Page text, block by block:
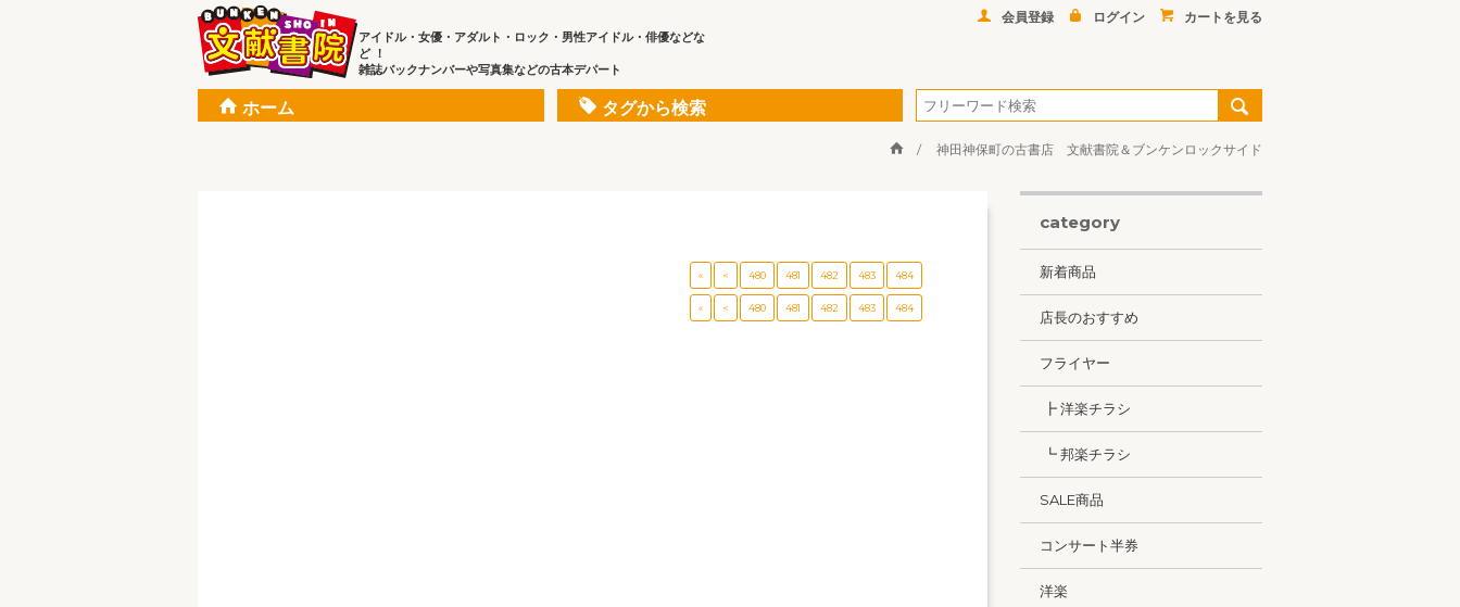
アイドル・女優・アダルト・ロック・男性アイドル・俳優などな
ど ！
雑誌バックナンバーや写真集などの古本デパート
会員登録 ログイン カートを見る
ホーム タグから検索
神田神保町の古書店 文献書院＆ブンケンロックサイド
« < 480 481 482 483 484
« < 480 481 482 483 484
category
新着商品
店長のおすすめ
フライヤー
┣ 洋楽チラシ
┗ 邦楽チラシ
SALE商品
コンサート半券
洋楽